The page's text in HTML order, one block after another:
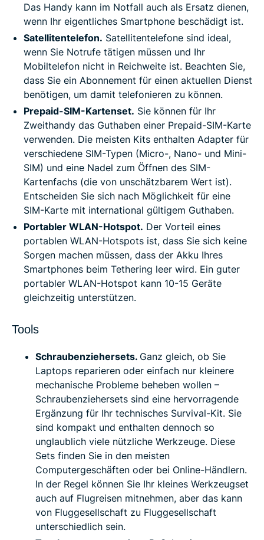
Das Handy kann im Notfall auch als Ersatz dienen,
wenn Ihr eigentliches Smartphone beschädigt ist.
Satellitentelefon. Satellitentelefone sind ideal,
wenn Sie Notrufe tätigen müssen und Ihr
Mobiltelefon nicht in Reichweite ist. Beachten Sie,
dass Sie ein Abonnement für einen aktuellen Dienst
benötigen, um damit telefonieren zu können.
Prepaid-SIM-Kartenset. Sie können für Ihr
Zweithandy das Guthaben einer Prepaid-SIM-Karte
verwenden. Die meisten Kits enthalten Adapter für
verschiedene SIM-Typen (Micro-, Nano- und Mini-
SIM) und eine Nadel zum Öffnen des SIM-
Kartenfachs (die von unschätzbarem Wert ist).
Entscheiden Sie sich nach Möglichkeit für eine
SIM-Karte mit international gültigem Guthaben.
Portabler WLAN-Hotspot. Der Vorteil eines
portablen WLAN-Hotspots ist, dass Sie sich keine
Sorgen machen müssen, dass der Akku Ihres
Smartphones beim Tethering leer wird. Ein guter
portabler WLAN-Hotspot kann 10-15 Geräte
gleichzeitig unterstützen.
Tools
Schraubenziehersets. Ganz gleich, ob Sie
Laptops reparieren oder einfach nur kleinere
mechanische Probleme beheben wollen –
Schraubenziehersets sind eine hervorragende
Ergänzung für Ihr technisches Survival-Kit. Sie
sind kompakt und enthalten dennoch so
unglaublich viele nützliche Werkzeuge. Diese
Sets finden Sie in den meisten
Computergeschäften oder bei Online-Händlern.
In der Regel können Sie Ihr kleines Werkzeugset
auch auf Flugreisen mitnehmen, aber das kann
von Fluggesellschaft zu Fluggesellschaft
unterschiedlich sein.